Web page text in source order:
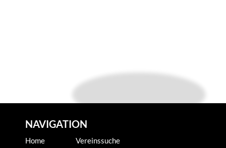
NAVIGATION
Home
Vereinssuche